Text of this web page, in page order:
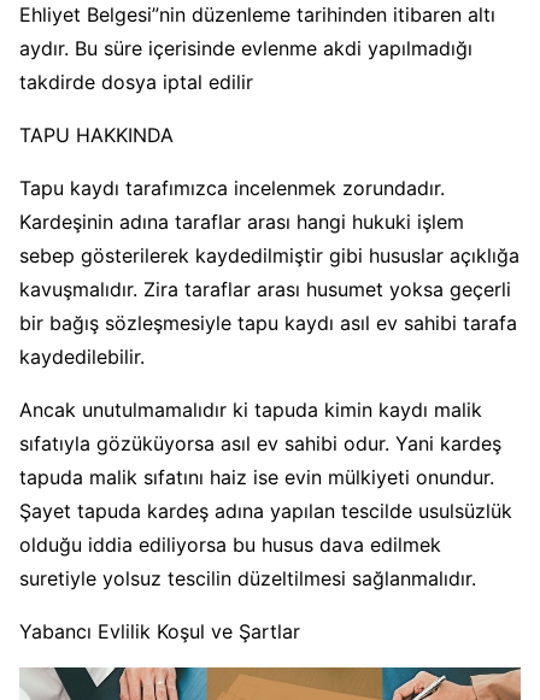
Ehliyet Belgesi”nin düzenleme tarihinden itibaren altı
aydır. Bu süre içerisinde evlenme akdi yapılmadığı
takdirde dosya iptal edilir
TAPU HAKKINDA
Tapu kaydı tarafımızca incelenmek zorundadır.
Kardeşinin adına taraflar arası hangi hukuki işlem
sebep gösterilerek kaydedilmiştir gibi hususlar açıklığa
kavuşmalıdır. Zira taraflar arası husumet yoksa geçerli
bir bağış sözleşmesiyle tapu kaydı asıl ev sahibi tarafa
kaydedilebilir.
Ancak unutulmamalıdır ki tapuda kimin kaydı malik
sıfatıyla gözüküyorsa asıl ev sahibi odur. Yani kardeş
tapuda malik sıfatını haiz ise evin mülkiyeti onundur.
Şayet tapuda kardeş adına yapılan tescilde usulsüzlük
olduğu iddia ediliyorsa bu husus dava edilmek
suretiyle yolsuz tescilin düzeltilmesi sağlanmalıdır.
Yabancı Evlilik Koşul ve Şartlar